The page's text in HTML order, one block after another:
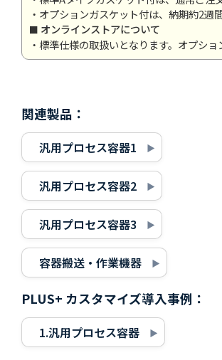
・オプションガスケット付は、納期約2週
オンラインストアについて
・標準仕様の取扱いとなります。オプシ
関連製品：
汎用プロセス容器1
汎用プロセス容器2
汎用プロセス容器3
容器搬送・作業機器
PLUS+ カスタマイズ導入事例：
1.汎用プロセス容器